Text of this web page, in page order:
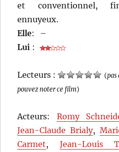
et conventionnel,
ennuyeux.
Elle:
–
Lui :
Lecteurs : (
pouvez noter ce film)
Acteurs: Romy
Jean-Claude Brialy,
Carmet, Jean-Louis